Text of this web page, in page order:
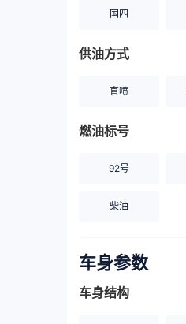
国四
供油方式
直喷
燃油标号
92号
柴油
车身参数
车身结构